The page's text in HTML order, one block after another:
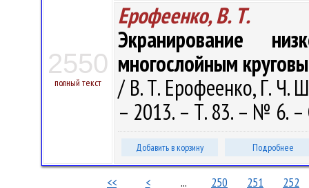
2550
полный текст
Ерофеенко, В. Т.
Экранирование
многослойным
/ В. Т. Ерофеенко, Г. Ч.
– 2013. – Т. 83. – № 6. –
Добавить в корзину Подробнее
<< < ... 250 251 252